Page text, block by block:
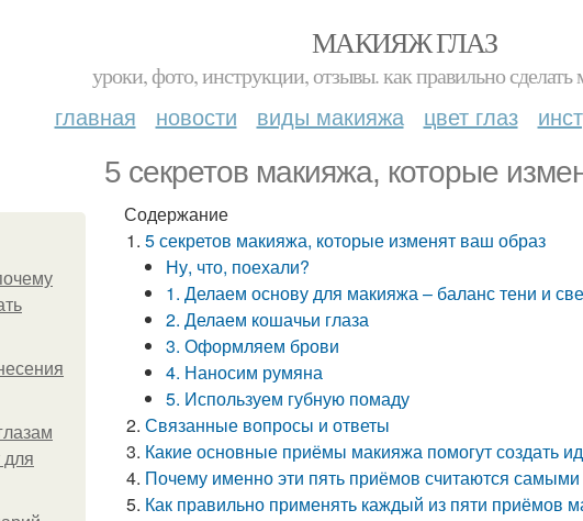
МАКИЯЖ ГЛАЗ
уроки, фото, инструкции, отзывы. как правильно сделать
главная новости виды макияжа цвет глаз
5 секретов макияжа, которые
для
Содержание
5 секретов макияжа, которые изменят ваш образ
Ну, что, поехали?
1. Делаем основу для макияжа – баланс тени и
2. Делаем кошачьи глаза
3. Оформляем брови
4. Наносим румяна
5. Используем губную помаду
Связанные вопросы и ответы
Какие основные приёмы макияжа помогут создать
Почему именно эти пять приёмов считаются
Как правильно применять каждый из пяти приёмов